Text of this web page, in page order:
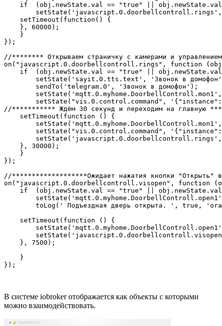
if  (obj.newState.val == "true" ||
    setTimeout(function() {
    }, 60000);
    }
});
//******** Открываем страничку с камерами и
on("javascript.0.doorbellcontroll.rings", function
if  (obj.newState.val == "true" ||
setState('sayit.0.tts.text', 'Звонок в
sendTo('telegram.0', 'Звонок в домофон');
setState("vis.0.control.command",
//*********** Ждём 30 секунд и переходим на главную
    setTimeout(function () {
setState("vis.0.control.command",
    }, 30000);
    }
});
//*******************Ожидает нажатия кнопки
on("javascript.0.doorbellcontroll.visopen", function
if  (obj.newState.val == "true" ||
toLog(' Подъездная дверь открыта. ', true, 'orange');
    setTimeout(function () {
    }, 7500);
    }
});
В системе iobroker отображается как объекты с которыми
можно взаимодействовать.